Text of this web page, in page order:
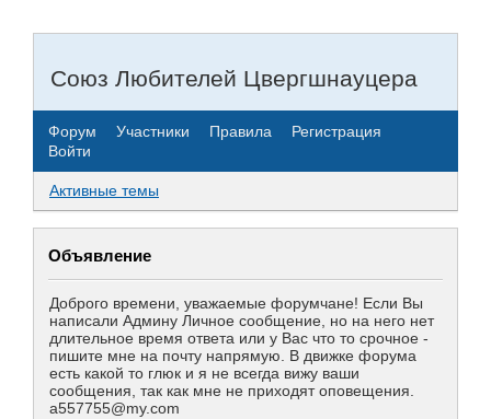
Союз Любителей Цвергшнауцера
Форум Участники Правила
Регистрация
Войти
Активные темы
Объявление
Доброго времени, уважаемые форумчане! Если Вы
написали Админу Личное сообщение, но на него нет
длительное время ответа или у Вас что то срочное -
пишите мне на почту напрямую. В движке форума
есть какой то глюк и я не всегда вижу ваши
сообщения, так как мне не приходят оповещения.
a557755@my.com